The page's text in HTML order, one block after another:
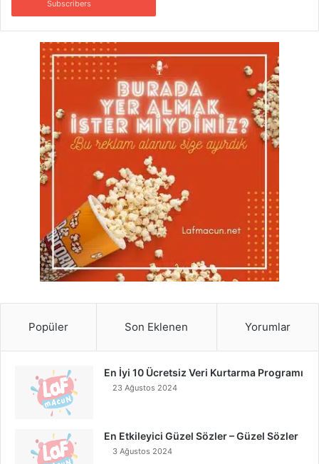
Subscribers
Popüler Son Eklenen Yorumlar
En İyi 10 Ücretsiz Veri Kurtarma Programı
23 Ağustos 2024
En Etkileyici Güzel Sözler – Güzel Sözler
3 Ağustos 2024